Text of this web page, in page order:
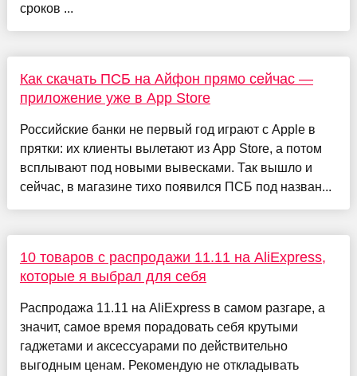
сроков ...
Как скачать ПСБ на Айфон прямо сейчас —
приложение уже в App Store
Российские банки не первый год играют с Apple в
прятки: их клиенты вылетают из App Store, а потом
всплывают под новыми вывесками. Так вышло и
сейчас, в магазине тихо появился ПСБ под назван...
10 товаров с распродажи 11.11 на AliExpress,
которые я выбрал для себя
Распродажа 11.11 на AliExpress в самом разгаре, а
значит, самое время порадовать себя крутыми
гаджетами и аксессуарами по действительно
выгодным ценам. Рекомендую не откладывать